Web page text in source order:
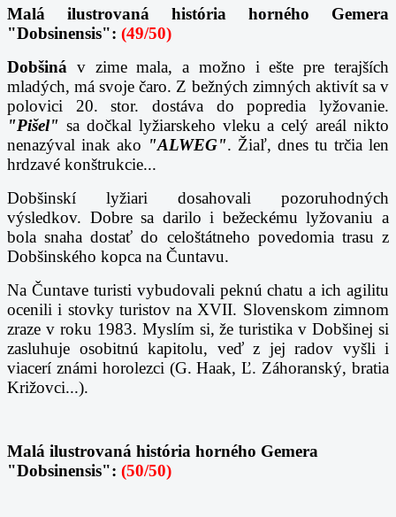
Malá ilustrovaná história horného Gemera
"Dobsinensis": (49/50)
Dobšiná v zime mala, a možno i ešte pre terajších
mladých, má svoje čaro. Z bežných zimných aktivít sa v
polovici 20. stor. dostáva do popredia lyžovanie.
"Pišel" sa dočkal lyžiarskeho vleku a celý areál nikto
nenazýval inak ako "ALWEG". Žiaľ, dnes tu trčia len
hrdzavé konštrukcie...
Dobšinskí lyžiari dosahovali pozoruhodných
výsledkov. Dobre sa darilo i bežeckému lyžovaniu a
bola snaha dostať do celoštátneho povedomia trasu z
Dobšinského kopca na Čuntavu.
Na Čuntave turisti vybudovali peknú chatu a ich agilitu
ocenili i stovky turistov na XVII. Slovenskom zimnom
zraze v roku 1983. Myslím si, že turistika v Dobšinej si
zasluhuje osobitnú kapitolu, veď z jej radov vyšli i
viacerí známi horolezci (G. Haak, Ľ. Záhoranský, bratia
Križovci...).
Malá ilustrovaná história horného Gemera
"Dobsinensis": (50/50)